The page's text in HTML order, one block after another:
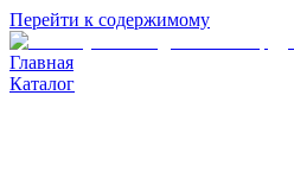
Перейти к содержимому
Главная
Каталог